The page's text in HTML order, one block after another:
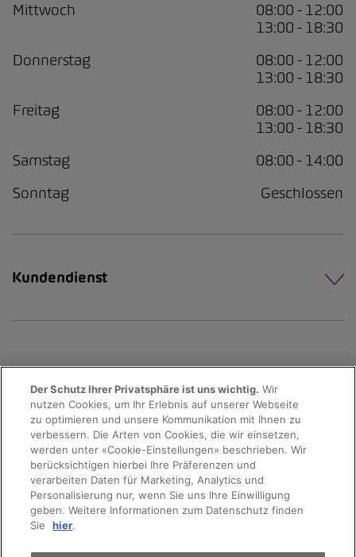
Probefahrt
Terminvereinbarung
Auto finden
Mittwoch
08:00 - 12:00
13:00 - 18:30
Donnerstag
08:00 - 12:00
13:00 - 18:30
Freitag
08:00 - 12:00
13:00 - 18:30
Samstag
08:00 - 14:00
Sonntag
Geschlossen
Kundendienst
© 2026 AMAG Automobil und Motoren AG
Der Schutz Ihrer Privatsphäre ist uns wichtig. Wir
nutzen Cookies, um Ihr Erlebnis auf unserer Webseite
zu optimieren und unsere Kommunikation mit Ihnen zu
verbessern. Die Arten von Cookies, die wir einsetzen,
werden unter «Cookie-Einstellungen» beschrieben. Wir
berücksichtigen hierbei Ihre Präferenzen und
verarbeiten Daten für Marketing, Analytics und
Personalisierung nur, wenn Sie uns Ihre Einwilligung
geben. Weitere Informationen zum Datenschutz finden
Sie
hier.